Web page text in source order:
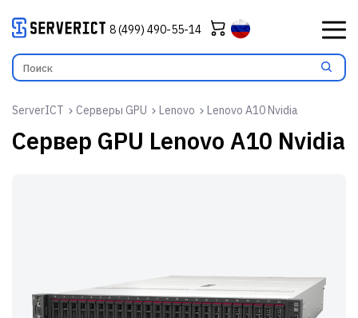
8 (499) 490-55-14
ServerICT Серверы GPU Lenovo Lenovo A10 Nvidia
Сервер GPU Lenovo A10 Nvidia